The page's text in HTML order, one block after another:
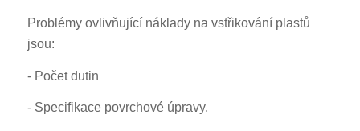
Problémy ovlivňující náklady na vstřikování plastů
jsou:
- Počet dutin
- Specifikace povrchové úpravy.